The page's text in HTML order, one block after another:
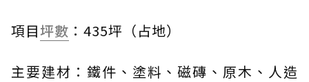
項目坪數 ：435坪（占地）
主要建材：鐵件、塗料、磁磚、原木、人造